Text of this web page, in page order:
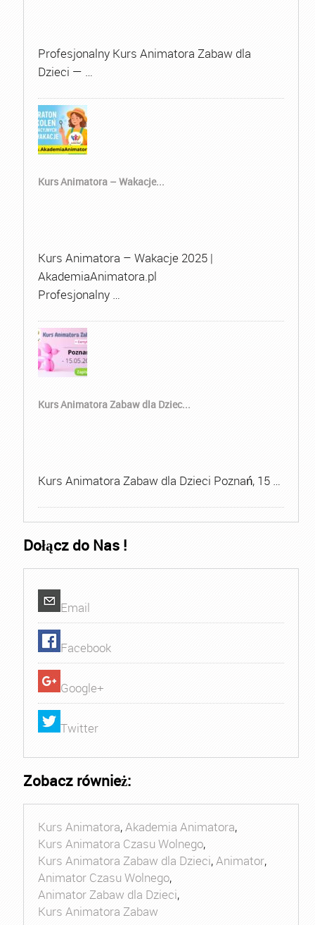
Profesjonalny Kurs Animatora Zabaw dla
Dzieci — …
Kurs Animatora – Wakacje...
Kurs Animatora – Wakacje 2025 |
AkademiaAnimatora.pl
Profesjonalny …
Kurs Animatora Zabaw dla Dziec...
Kurs Animatora Zabaw dla Dzieci Poznań, 15 …
Dołącz do Nas !
Email
Facebook
Google+
Twitter
Zobacz również:
Kurs Animatora,Akademia Animatora,
Kurs Animatora Czasu Wolnego,
Kurs Animatora Zabaw dla Dzieci,Animator,
Animator Czasu Wolnego,
Animator Zabaw dla Dzieci,
Kurs Animatora Zabaw